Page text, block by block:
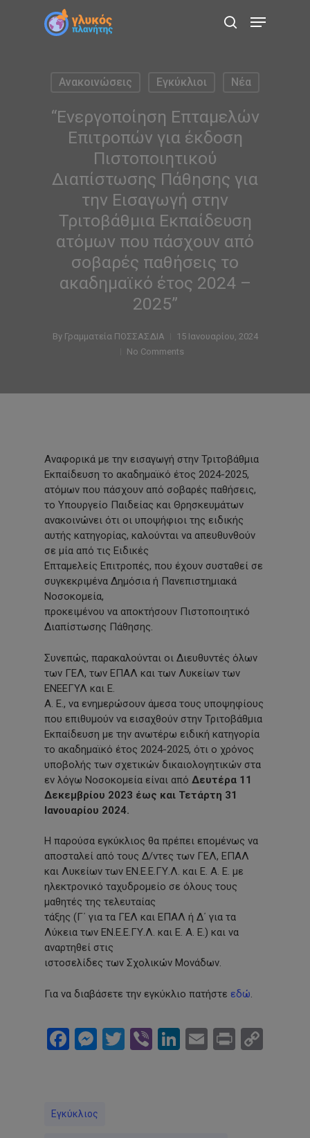
search
Menu
Ανακοινώσεις Εγκύκλιοι Νέα
“Ενεργοποίηση Επταμελών
Επιτροπών για έκδοση
Πιστοποιητικού
Διαπίστωσης Πάθησης για
την Εισαγωγή στην
Τριτοβάθμια Εκπαίδευση
ατόμων που πάσχουν από
σοβαρές παθήσεις το
ακαδημαϊκό έτος 2024 –
2025”
By Γραμματεία ΠΟΣΣΑΣΔΙΑ
15 Ιανουαρίου, 2024
No Comments
Αναφορικά με την εισαγωγή στην Τριτοβάθμια
Εκπαίδευση το ακαδημαϊκό έτος 2024-2025,
ατόμων που πάσχουν από σοβαρές παθήσεις,
το Υπουργείο Παιδείας και Θρησκευμάτων
ανακοινώνει ότι οι υποψήφιοι της ειδικής
αυτής κατηγορίας, καλούνται να απευθυνθούν
σε μία από τις Ειδικές
Επταμελείς Επιτροπές, που έχουν συσταθεί σε
συγκεκριμένα Δημόσια ή Πανεπιστημιακά
Νοσοκομεία,
προκειμένου να αποκτήσουν Πιστοποιητικό
Διαπίστωσης Πάθησης.
Συνεπώς, παρακαλούνται οι Διευθυντές όλων
των ΓΕΛ, των ΕΠΑΛ και των Λυκείων των
ΕΝΕΕΓΥΛ και Ε.
Α. Ε., να ενημερώσουν άμεσα τους υποψηφίους
που επιθυμούν να εισαχθούν στην Τριτοβάθμια
Εκπαίδευση με την ανωτέρω ειδική κατηγορία
το ακαδημαϊκό έτος 2024-2025, ότι ο χρόνος
υποβολής των σχετικών δικαιολογητικών στα
εν λόγω Νοσοκομεία είναι από Δευτέρα 11
Δεκεμβρίου 2023 έως και Τετάρτη 31
Ιανουαρίου 2024.
Η παρούσα εγκύκλιος θα πρέπει επομένως να
αποσταλεί από τους Δ/ντες των ΓΕΛ, ΕΠΑΛ
και Λυκείων των ΕΝ.Ε.Ε.ΓΥ.Λ. και Ε. Α. Ε. με
ηλεκτρονικό ταχυδρομείο σε όλους τους
μαθητές της τελευταίας
τάξης (Γ΄ για τα ΓΕΛ και ΕΠΑΛ ή Δ΄ για τα
Λύκεια των ΕΝ.Ε.Ε.ΓΥ.Λ. και Ε. Α. Ε.) και να
αναρτηθεί στις
ιστοσελίδες των Σχολικών Μονάδων.
Για να διαβάσετε την εγκύκλιο πατήστε εδώ
Facebook
Messenger
Twitter
ViberLinkedIn
Email
Print
Εγκύκλιος